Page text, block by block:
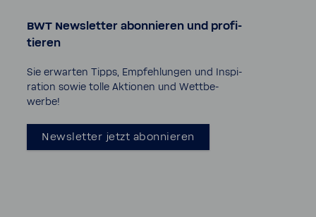
BWT News­letter abon­nieren und profi­
tieren
Sie erwarten Tipps, Empfeh­lungen und Inspi­
ra­tion sowie tolle Aktionen und Wett­be­
werbe!
News­letter jetzt abon­nieren